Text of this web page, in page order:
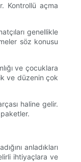
Kontrollü açma
genellikle
söz konusu
ve çocuklara
ve düzenin çok
haline gelir.
anladıkları
ihtiyaçlara ve